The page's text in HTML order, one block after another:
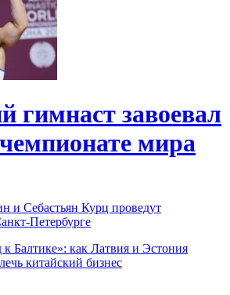
гимнаст завоевал
мира
и Себастьян Курц проведут
Петербурге
Балтике»: как Латвия и Эстония
китайский бизнес